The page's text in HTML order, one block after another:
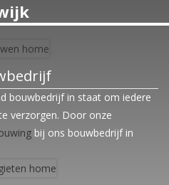
bouwbedrijf in staat om iedere
verzorgen. Door onze
bij ons bouwbedrijf in